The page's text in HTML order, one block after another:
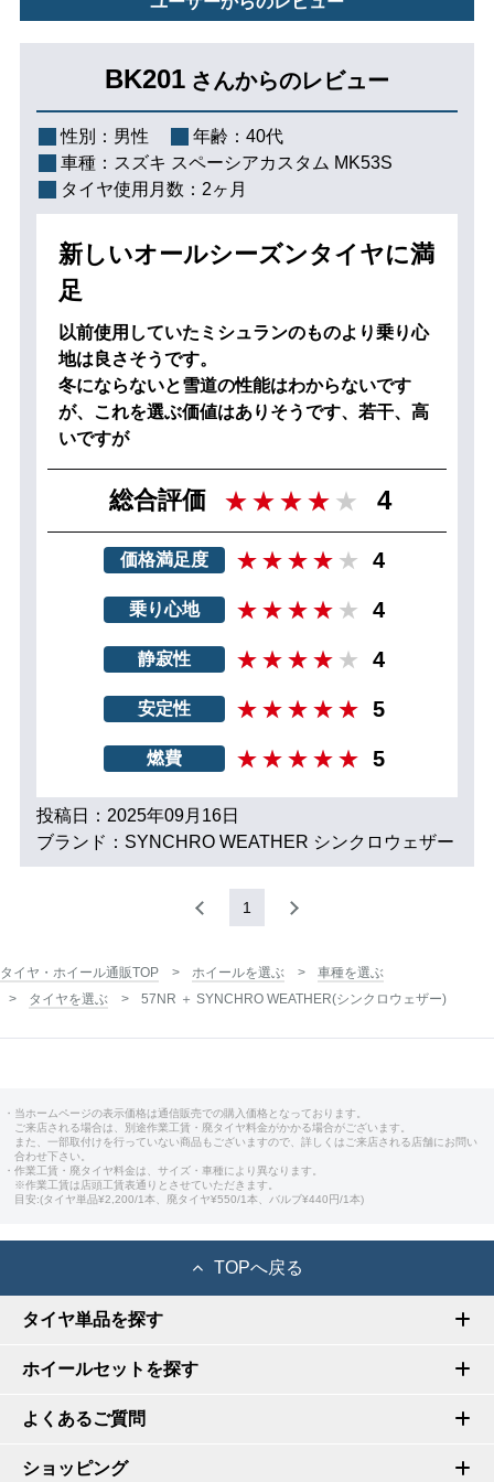
BK201 さんからのレビュー
性別： 男性 年齢： 40代
車種： スズキ スペーシアカスタム MK53S
タイヤ使用月数： 2ヶ月
新しいオールシーズンタイヤに満
足
以前使用していたミシュランのものより乗り心
地は良さそうです。
冬にならないと雪道の性能はわからないです
が、これを選ぶ価値はありそうです、若干、高
いですが
総合評価 4
価格満足度 4
乗り心地 4
静寂性 4
安定性 5
燃費 5
投稿日：2025年09月16日
ブランド：SYNCHRO WEATHER シンクロウェザー
1
タイヤ・ホイール通販TOP ホイールを選ぶ
車種を選ぶ
タイヤを選ぶ
57NR ＋ SYNCHRO WEATHER(シンクロウェザー)
・当ホームページの表示価格は通信販売での購入価格となっております。
ご来店される場合は、別途作業工賃・廃タイヤ料金がかかる場合がございます。
また、一部取付けを行っていない商品もございますので、詳しくはご来店される店舗にお問い
合わせ下さい。
・作業工賃・廃タイヤ料金は、サイズ・車種により異なります。
※作業工賃は店頭工賃表通りとさせていただきます。
目安:(タイヤ単品¥2,200/1本、廃タイヤ¥550/1本、バルブ¥440円/1本)
TOPへ戻る
タイヤ単品を探す
ホイールセットを探す
よくあるご質問
ショッピング